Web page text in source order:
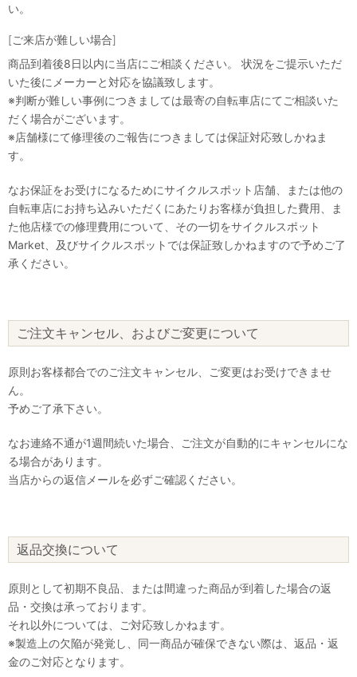
い。
[ご来店が難しい場合]
商品到着後8日以内に当店にご相談ください。 状況をご提示いただ
いた後にメーカーと対応を協議致します。
※判断が難しい事例につきましては最寄の自転車店にてご相談いた
だく場合がございます。
※店舗様にて修理後のご報告につきましては保証対応致しかねま
す。
なお保証をお受けになるためにサイクルスポット店舗、または他の
自転車店にお持ち込みいただくにあたりお客様が負担した費用、ま
た他店様での修理費用について、その一切をサイクルスポット
Market、及びサイクルスポットでは保証致しかねますので予めご了
承ください。
ご注文キャンセル、およびご変更について
原則お客様都合でのご注文キャンセル、ご変更はお受けできませ
ん。
予めご了承下さい。
なお連絡不通が1週間続いた場合、ご注文が自動的にキャンセルにな
る場合があります。
当店からの返信メールを必ずご確認ください。
返品交換について
原則として初期不良品、または間違った商品が到着した場合の返
品・交換は承っております。
それ以外については、ご対応致しかねます。
※製造上の欠陥が発覚し、同一商品が確保できない際は、返品・返
金のご対応となります。